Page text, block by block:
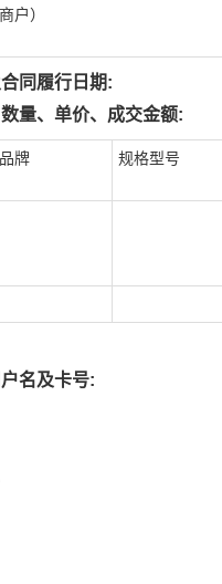
商户）
同履行日期:
量、单价、成交金额:
品牌 规格型号
名及卡号: